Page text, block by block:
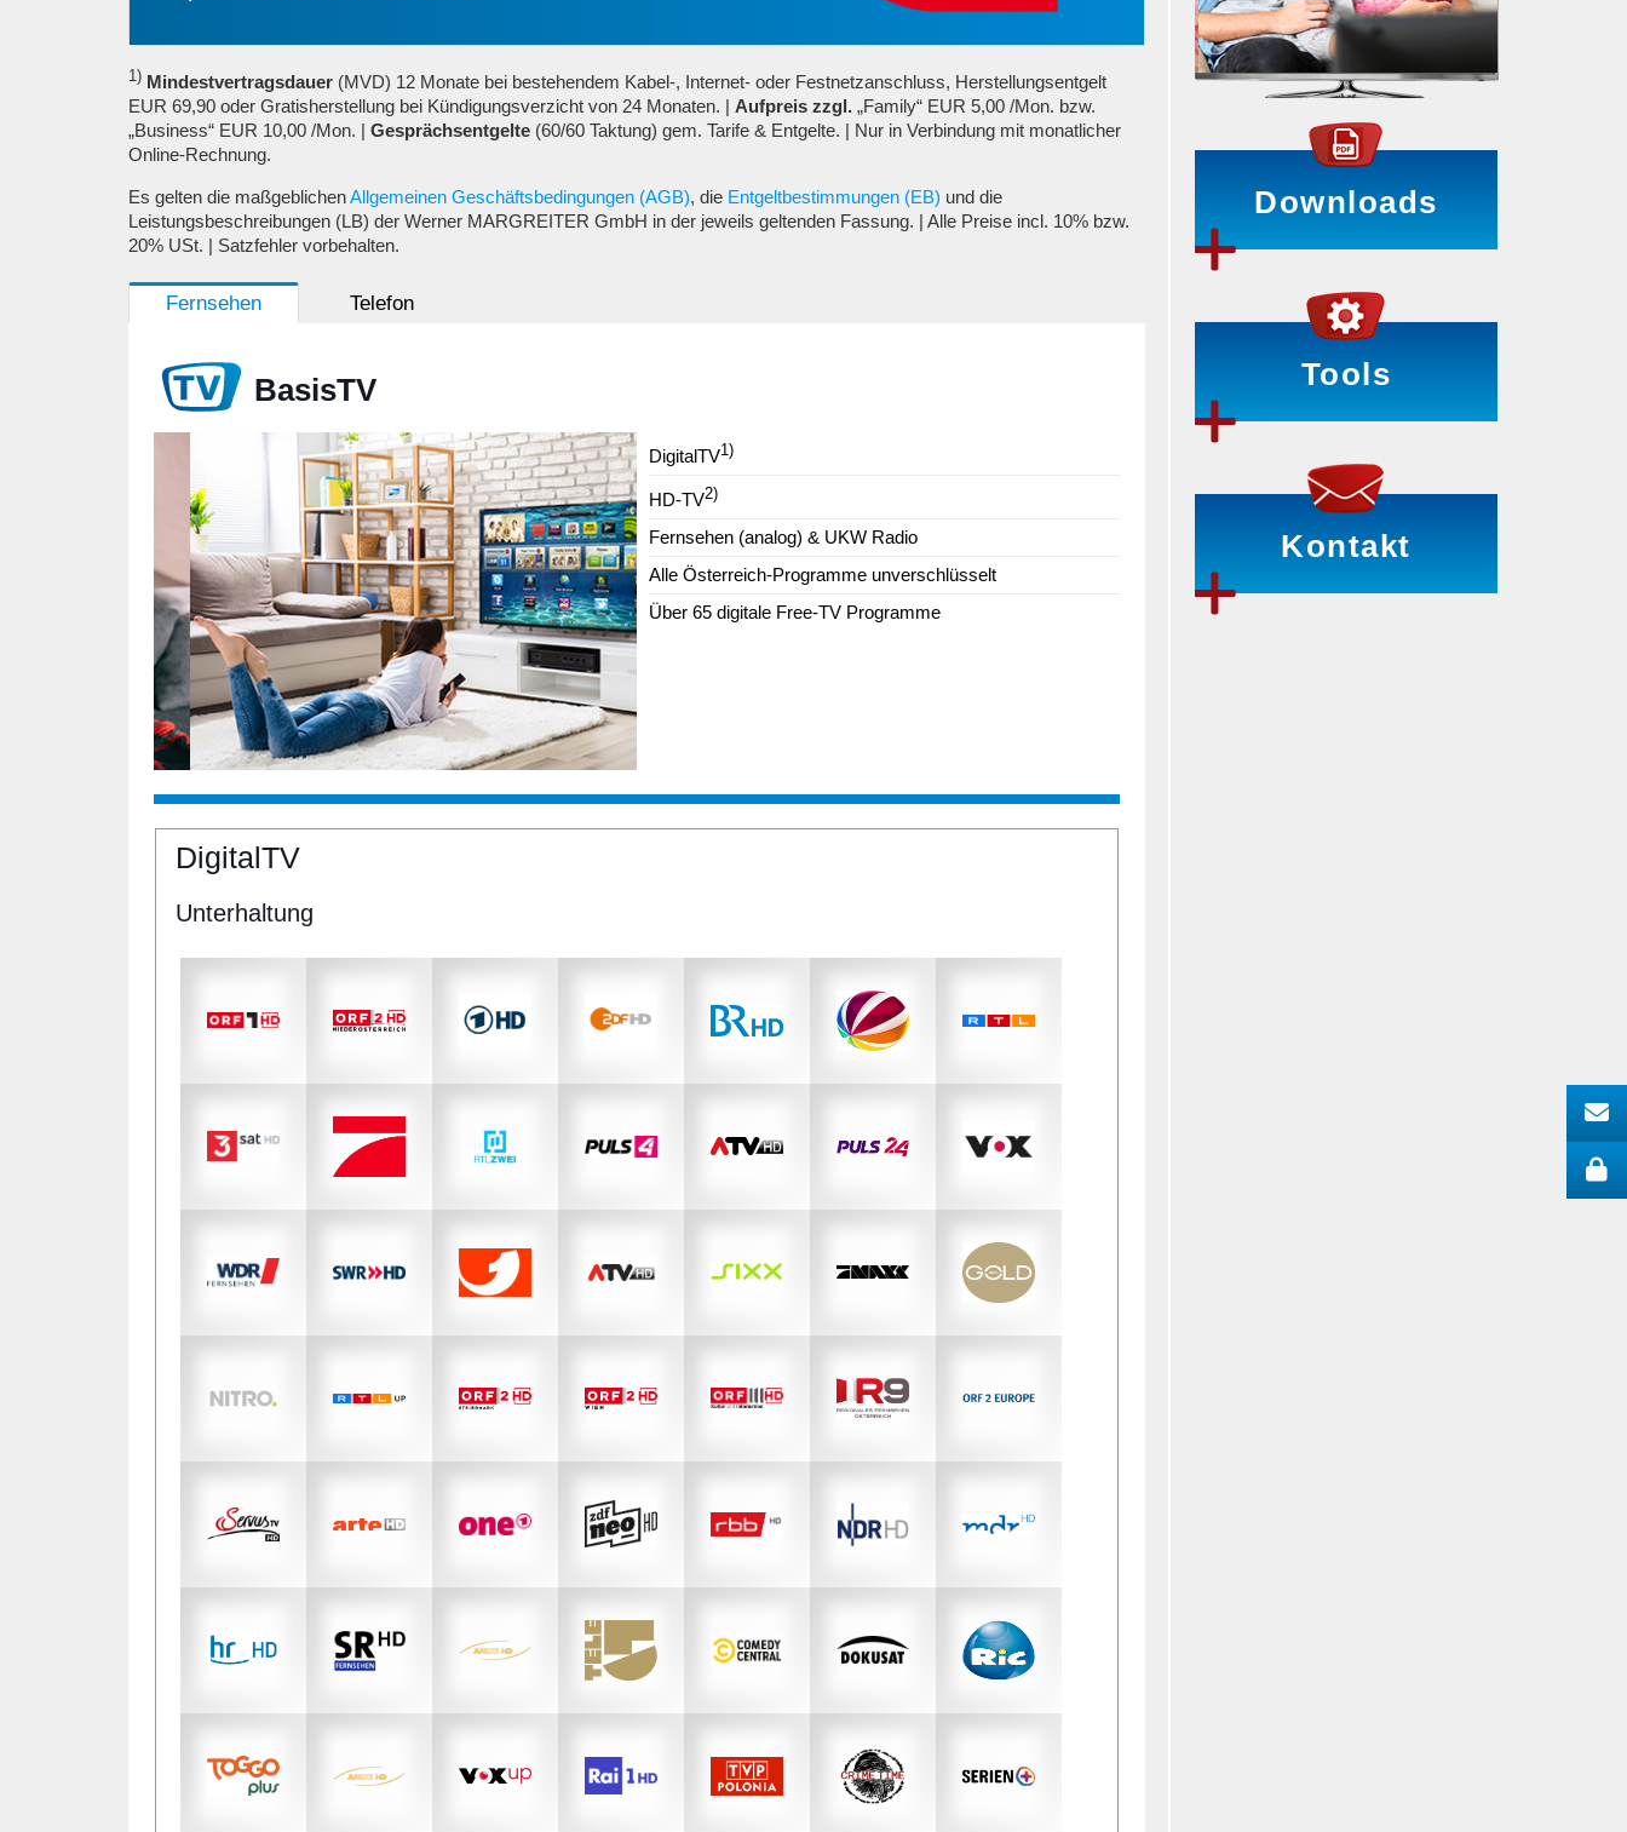
1) Mindestvertragsdauer(MVD) 12 Monate bei bestehendem Kabel-, Internet- oder Festnetzanschluss, Herstellungsentgelt
EUR 69,90 oder Gratisherstellung bei Kündigungsverzicht von 24 Monaten. | Aufpreis zzgl.„Family“ EUR 5,00 /Mon. bzw.
„Business“ EUR 10,00 /Mon. | Gesprächsentgelte(60/60 Taktung) gem. Tarife & Entgelte. | Nur in Verbindung mit monatlicher
Online-Rechnung.
Es gelten die maßgeblichen Allgemeinen Geschäftsbedingungen (AGB), die Entgeltbestimmungen (EB) und die
Leistungsbeschreibungen (LB) der Werner MARGREITER GmbH in der jeweils geltenden Fassung. | Alle Preise incl. 10% bzw.
20% USt. | Satzfehler vorbehalten.
Fernsehen Telefon
BasisTV
DigitalTV1)
HD-TV2)
Fernsehen (analog) & UKW Radio
Alle Österreich-Programme unverschlüsselt
Über 65 digitale Free-TV Programme
DigitalTV
Unterhaltung
Downloads
Tools
Kontakt